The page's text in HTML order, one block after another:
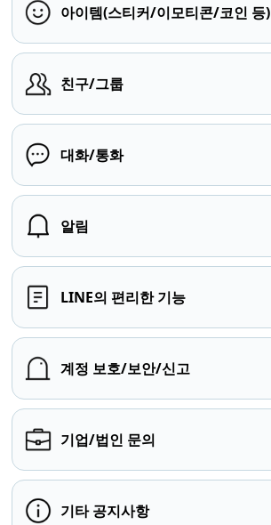
아이템(스티커/이모티콘/코인 등)
친구/그룹
대화/통화
알림
LINE의 편리한 기능
계정 보호/보안/신고
기업/법인 문의
기타 공지사항